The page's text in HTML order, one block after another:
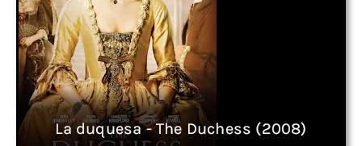
La duquesa - The Duchess (2008)